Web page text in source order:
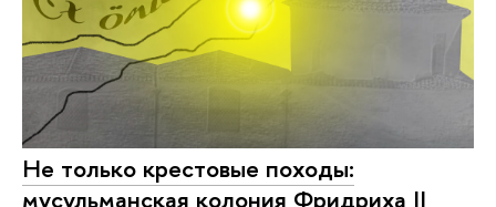
Не только крестовые походы:
мусульманская колония Фридриха II